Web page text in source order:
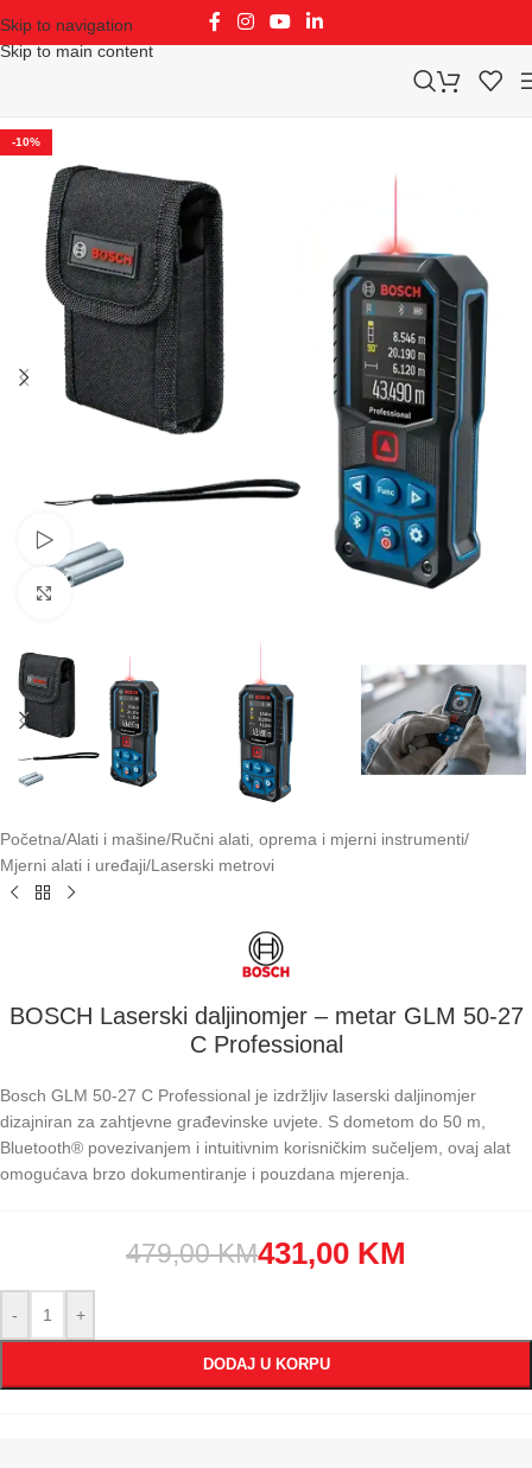
Skip to navigation
Skip to main content
-10%
Pogledaj video
Klikni za uvećavanje
Početna/Alati i mašine/Ručni alati, oprema i mjerni instrumenti/
Mjerni alati i uređaji/Laserski metrovi
BOSCH Laserski daljinomjer – metar GLM 50-27
C Professional
Bosch GLM 50-27 C Professional je izdržljiv laserski daljinomjer
dizajniran za zahtjevne građevinske uvjete. S dometom do 50 m,
Bluetooth® povezivanjem i intuitivnim korisničkim sučeljem, ovaj alat
omogućava brzo dokumentiranje i pouzdana mjerenja.
479,00KM431,00 KM
- +
DODAJ U KORPU